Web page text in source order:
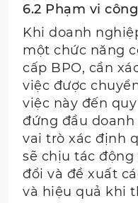
6.2 Phạm vi
Khi doanh
một chức năng
cấp BPO, cần
việc được
việc này đến
đứng đầu
vai trò xác định
sẽ chịu tác
đổi và đề xuất
và hiệu quả khi